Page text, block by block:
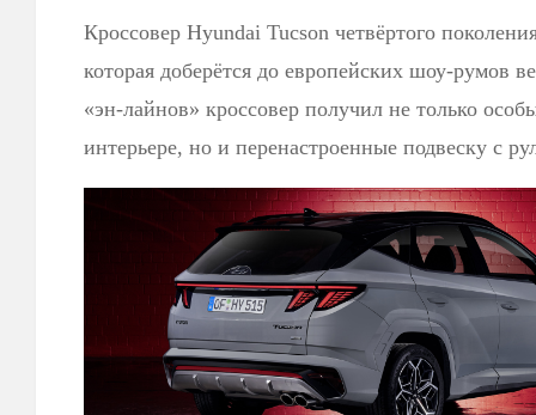
Кроссовер Hyundai Tucson четвёртого
которая доберётся до европейских шоу-румов
«эн-лайнов» кроссовер получил не только
интерьере, но и перенастроенные подвеску с